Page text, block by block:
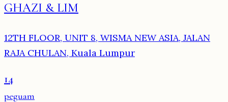
GHAZI & LIM
12TH FLOOR, UNIT 8, WISMA NEW ASIA, JALAN
RAJA CHULAN, Kuala Lumpur
14
peguam